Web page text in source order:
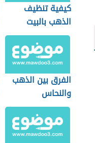
كيفية تنظيف
الذهب بالبيت
الفرق بين الذهب
والنحاس